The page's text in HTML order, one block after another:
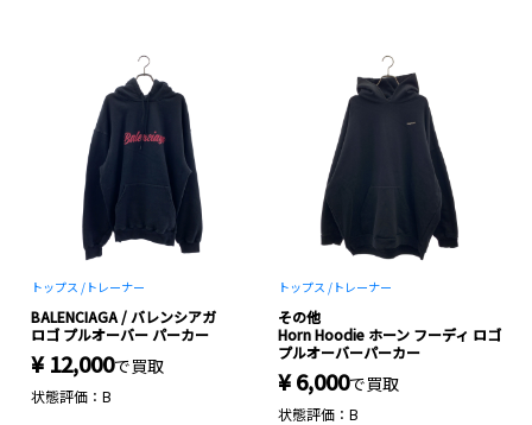
トップス / トレーナー
BALENCIAGA / バレンシアガ
ロゴ プルオーバー パーカー
¥ 12,000で買取
状態評価：B
トップス / トレーナー
その他
Horn Hoodie ホーン フーディ ロゴ
プルオーバーパーカー
¥ 6,000で買取
状態評価：B